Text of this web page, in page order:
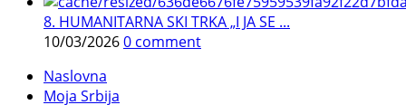
8. HUMANITARNA SKI TRKA „I JA SE ...
10/03/20260 comment
Naslovna
Moja Srbija